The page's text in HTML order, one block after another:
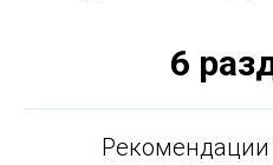
6
Рекомендации